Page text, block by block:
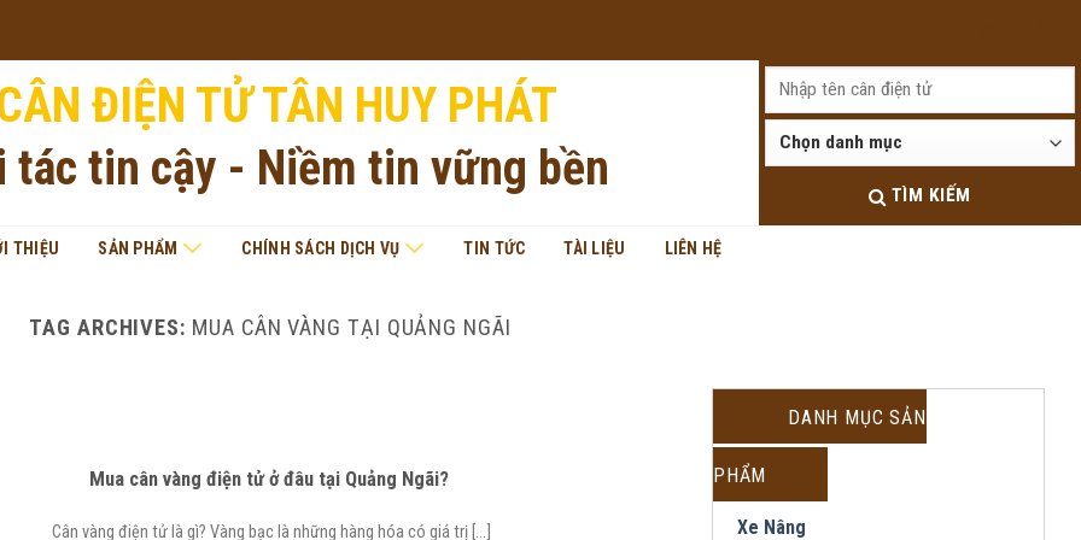
ĐIỆN TỬ TÂN HUY PHÁT
tác tin cậy - Niềm tin vững bền
TÌM KIẾM
THIỆU SẢN PHẨM CHÍNH SÁCH DỊCH VỤ TIN TỨC TÀI LIỆU LIÊN HỆ
TAG ARCHIVES: MUA CÂN VÀNG TẠI QUẢNG NGÃI
Mua cân vàng điện tử ở đâu tại Quảng Ngãi?
Cân vàng điện tử là gì? Vàng bạc là những hàng hóa có giá trị [...]
DANH MỤC SẢN
PHẨM
Xe Nâng